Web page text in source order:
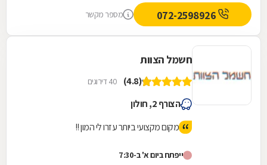
מספר מקשר
חשמל הצוות
(4.8) 40 דירוגים
הצורף 2, חולון
מקום מקצועי ביותר עזרו לי המון !!
ייפתח ביום א' ב-7:30